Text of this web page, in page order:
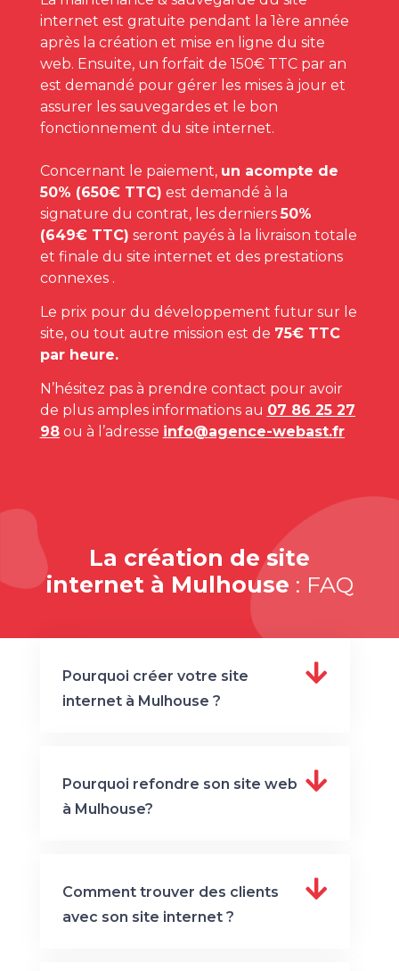
internet est gratuite pendant la 1ère année
après la création et mise en ligne du site
web. Ensuite, un forfait de 150€ TTC par an
est demandé pour gérer les mises à jour et
assurer les sauvegardes et le bon
fonctionnement du site internet.
Concernant le paiement, un acompte de
50% (650€ TTC) est demandé à la
signature du contrat, les derniers 50%
(649€ TTC) seront payés à la livraison totale
et finale du site internet et des prestations
connexes .
Le prix pour du développement futur sur le
site, ou tout autre mission est de 75€ TTC
par heure.
N’hésitez pas à prendre contact pour avoir
de plus amples informations au 07 86 25 27
98ou à l’adresse info@agence-webast.fr
La création de site
internet à Mulhouse : FAQ
Pourquoi créer votre site
internet à Mulhouse ?
Pourquoi refondre son site web
à Mulhouse?
Comment trouver des clients
avec son site internet ?